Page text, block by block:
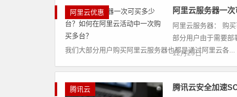
阿里云优惠 阿里云服务器一
阿里云服务器： 购
部分用户由于需要部
我们大部分用户购买阿里云服务器也都是通过阿里云各...
12月29日
腾讯云 腾讯云安全加速